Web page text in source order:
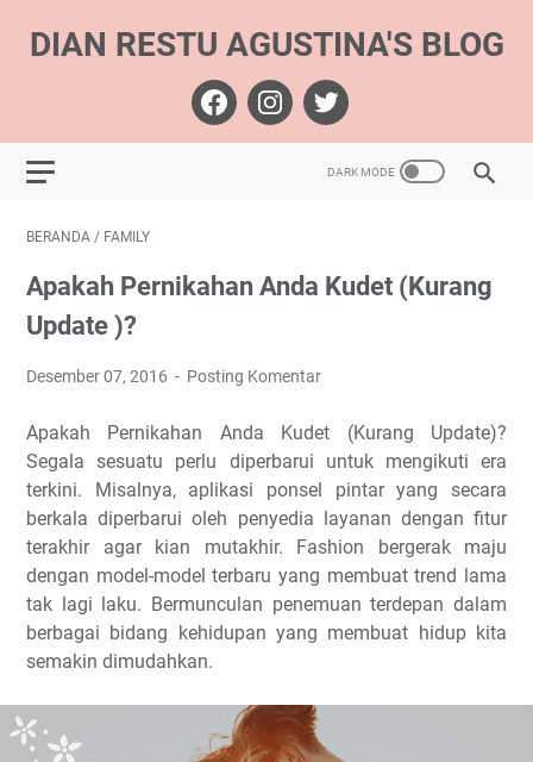
DIAN RESTU AGUSTINA'S BLOG
BERANDA / FAMILY
Apakah Pernikahan Anda Kudet (Kurang
Update )?
Desember 07, 2016 Posting Komentar
Apakah Pernikahan Anda Kudet (Kurang Update)?
Segala sesuatu perlu diperbarui untuk mengikuti era
terkini. Misalnya, aplikasi ponsel pintar yang secara
berkala diperbarui oleh penyedia layanan dengan fitur
terakhir agar kian mutakhir. Fashion bergerak maju
dengan model-model terbaru yang membuat trend lama
tak lagi laku. Bermunculan penemuan terdepan dalam
berbagai bidang kehidupan yang membuat hidup kita
semakin dimudahkan.